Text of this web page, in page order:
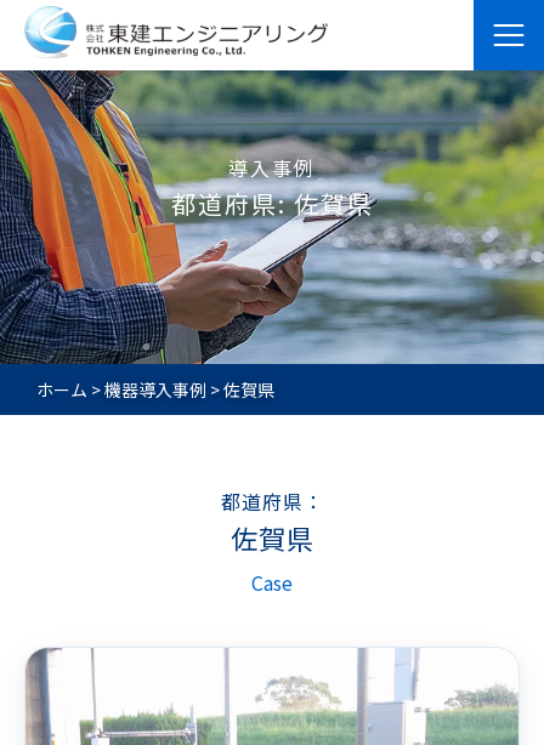
導入事例
都道府県:佐賀県
ホーム >機器導入事例 >佐賀県
都道府県：
佐賀県
Case